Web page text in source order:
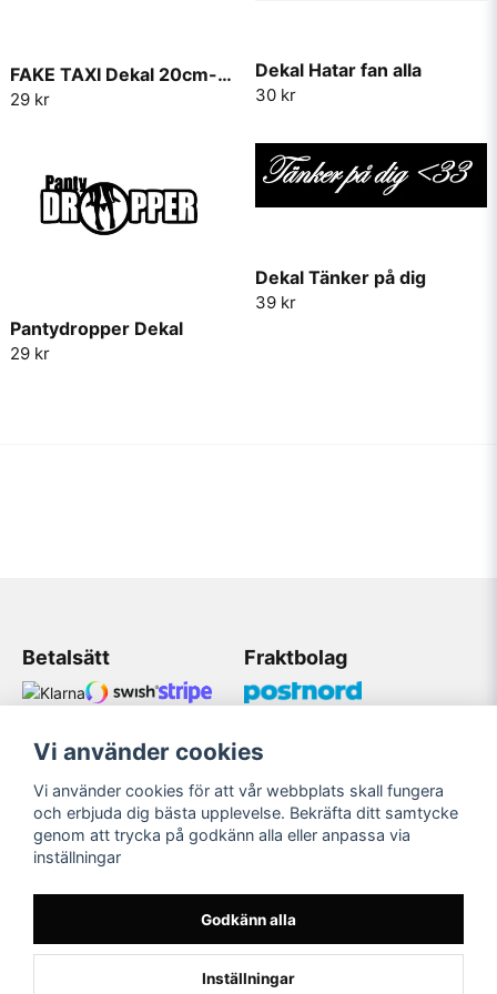
FAKE TAXI Dekal 20cm-30cm
29 kr
Dekal Hatar fan alla
30 kr
Pantydropper Dekal
29 kr
Dekal Tänker på dig
39 kr
Betalsätt Fraktbolag
Kundtjänst
Mobil: 08 509 075 83
Mail: Bildekaler@gmail.com
Öppetider 11:00-18:00
Vi använder cookies
Vi använder cookies för att vår webbplats skall fungera
och erbjuda dig bästa upplevelse. Bekräfta ditt samtycke
genom att trycka på godkänn alla eller anpassa via
inställningar
Godkänn alla
Inställningar